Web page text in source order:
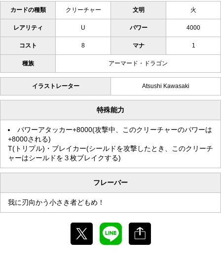
カードの種類 クリーチャー 文明 火
レアリティ U パワー 4000
コスト 8 マナ 1
種族 アーマード・ドラゴン
イラストレーター Atsushi Kawasaki
特殊能力
パワーアタッカー+8000(攻撃中、このクリーチャーのパワーは
+8000される)
T(トリプル)・ブレイカー(シールドを攻撃したとき、このクリーチ
ャーはシールドを３枚ブレイクする)
フレーバー
我に刃向かう小さき者どもめ！